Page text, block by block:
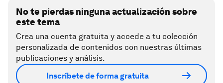
No te pierdas ninguna actualización sobre
este tema
Crea una cuenta gratuita y accede a tu colección
personalizada de contenidos con nuestras últimas
publicaciones y análisis.
Inscríbete de forma gratuita